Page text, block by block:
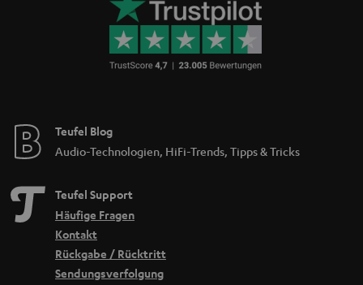
Teufel Blog
Audio-Technologien, HiFi-Trends, Tipps & Tricks
Teufel Support
Häufige Fragen
Kontakt
Rückgabe / Rücktritt
Sendungsverfolgung